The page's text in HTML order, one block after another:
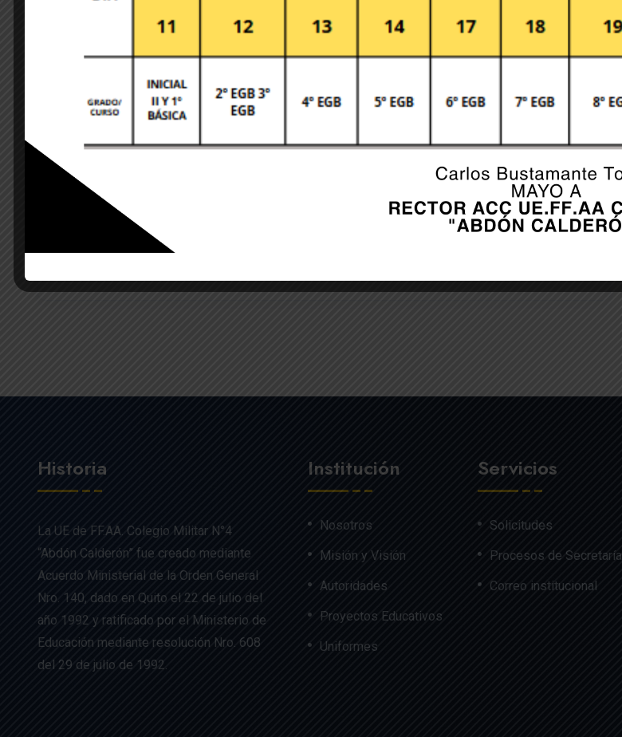
Save my name, email, and website in this browser for the next time I comment.
POST COMMENT
Historia
La UE de FF.AA. Colegio Militar N°4
“Abdón Calderón” fue creado mediante
Acuerdo Ministerial de la Orden General
Nro. 140, dado en Quito el 22 de julio del
año 1992 y ratificado por el Ministerio de
Educación mediante resolución Nro. 608
del 29 de julio de 1992.
Institución
Nosotros
Misión y Visión
Autoridades
Proyectos Educativos
Uniformes
Servicios
Solicitudes
Procesos de Secretaría
Correo institucional